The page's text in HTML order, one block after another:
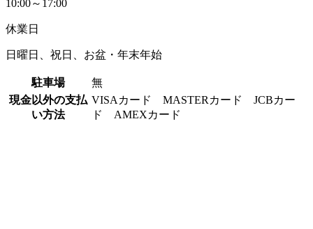
10:00～17:00
休業日
日曜日、祝日、お盆・年末年始
駐車場
無
現金以外の支払
い方法
VISAカード MASTERカード JCBカー
ド AMEXカード